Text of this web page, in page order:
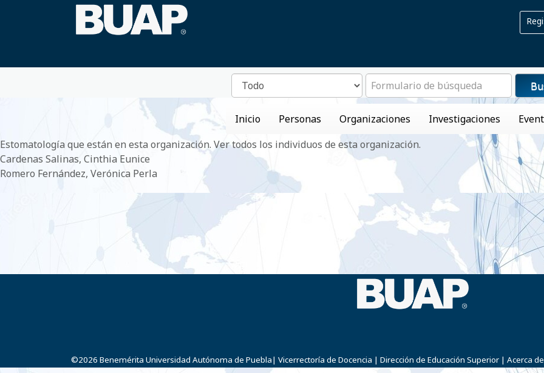
Inicio Personas Organizaciones Investigaciones
Estomatologíaque están en esta organización. Ver todos los individuos de esta organización.
Cardenas Salinas, Cinthia Eunice
Romero Fernández, Verónica Perla
©2026 Benemérita Universidad Autónoma de Puebla| Vicerrectoría de Docencia | Dirección de Educación Superior | Acerca de